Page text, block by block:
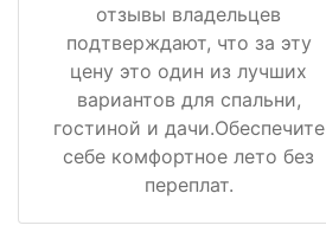
отзывы владельцев
подтверждают, что за эту
цену это один из лучших
вариантов для спальни,
гостиной и дачи.Обеспечите
себе комфортное лето без
переплат.